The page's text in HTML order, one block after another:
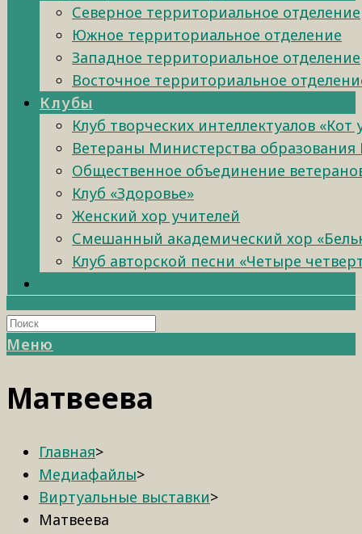
Северное территориальное отделение
Южное территориальное отделение
Западное территориальное отделение
Восточное территориальное
Клубы
Клуб творческих интеллектуалов «Кот
Ветераны Министерства образования
Общественное объединение
Клуб «Здоровье»
Женский хор учителей
Смешанный академический хор
Клуб авторской песни «Четыре
Меню
Матвеева
Главная>
Медиафайлы>
Виртуальные выставки>
Матвеева